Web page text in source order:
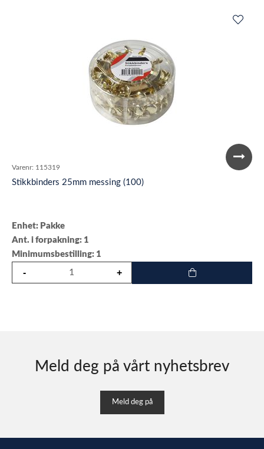
Varenr: 115319
Stikkbinders 25mm messing (100)
Enhet: Pakke
Ant. i forpakning: 1
Minimumsbestilling: 1
Meld deg på vårt nyhetsbrev
Meld deg på